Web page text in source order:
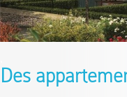
Des